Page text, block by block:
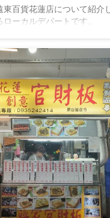
百貨花蓮店について紹介
ーカルデパートです。